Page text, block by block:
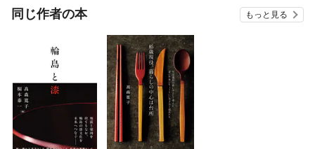
同じ作者の本 もっと見る